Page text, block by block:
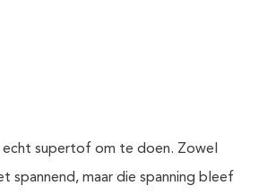
supertof om te doen. Zowel
spannend, maar die spanning bleef